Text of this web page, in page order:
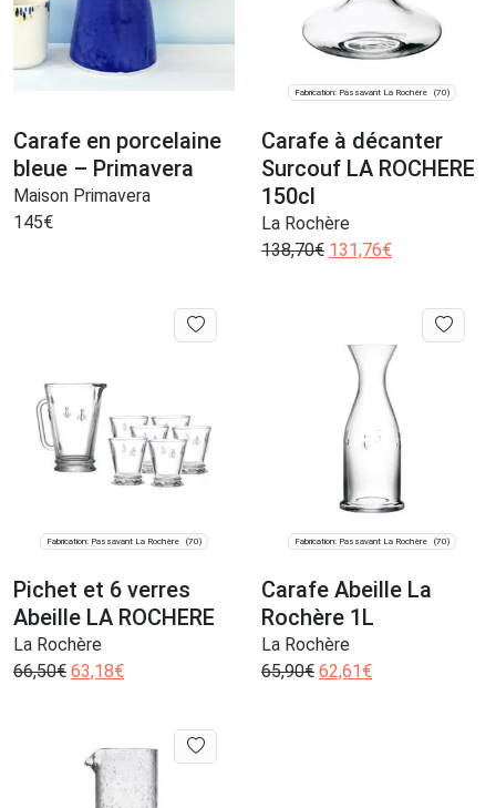
Carafe en porcelaine
bleue – Primavera
Maison Primavera
145€
Fabrication: Passavant La Rochère (70)
Carafe à décanter
Surcouf LA ROCHERE
150cl
La Rochère
138,70€ 131,76€
Fabrication: Passavant La Rochère (70)
Pichet et 6 verres
Abeille LA ROCHERE
La Rochère
66,50€ 63,18€
Fabrication: Passavant La Rochère (70)
Carafe Abeille La
Rochère 1L
La Rochère
65,90€ 62,61 €